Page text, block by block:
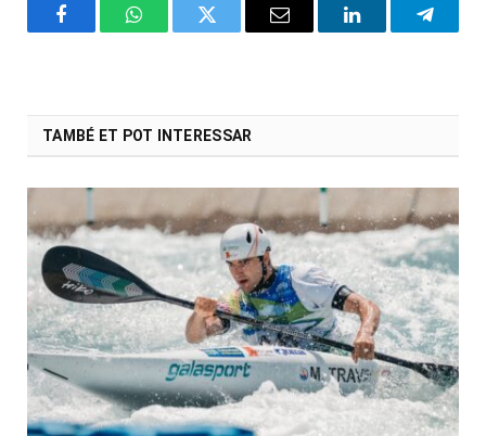
FacebookWhatsAppTwitter Email LinkedIn
TAMBÉ ET POT INTERESSAR